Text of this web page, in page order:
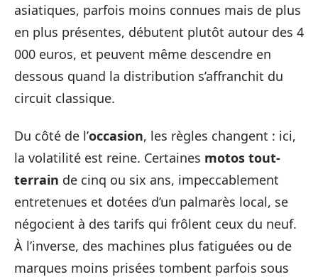
asiatiques, parfois moins connues mais de plus
en plus présentes, débutent plutôt autour des 4
000 euros, et peuvent même descendre en
dessous quand la distribution s’affranchit du
circuit classique.
Du côté de l’occasion, les règles changent : ici,
la volatilité est reine. Certaines motos tout-
terrain de cinq ou six ans, impeccablement
entretenues et dotées d’un palmarès local, se
négocient à des tarifs qui frôlent ceux du neuf.
À l’inverse, des machines plus fatiguées ou de
marques moins prisées tombent parfois sous